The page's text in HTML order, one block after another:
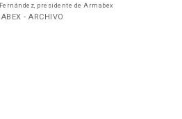
presidente de Armabex
- ARCHIVO